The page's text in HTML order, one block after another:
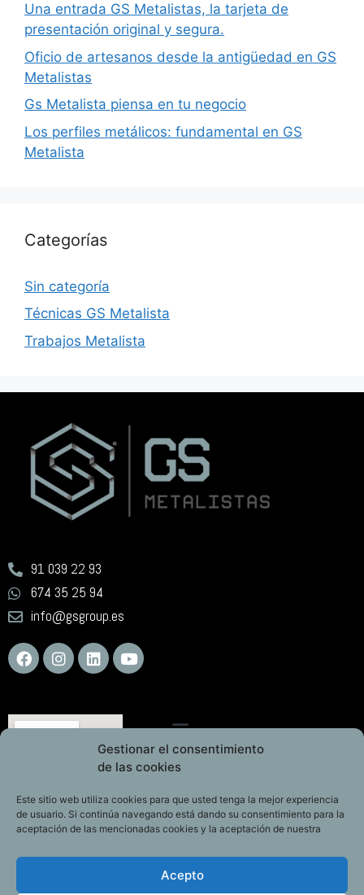
Gestionar el consentimiento
de las cookies
Este sitio web utiliza cookies para que usted tenga la mejor experiencia
de usuario. Si continúa navegando está dando su consentimiento para la
aceptación de las mencionadas cookies y la aceptación de nuestra
Acepto
Una entrada GS Metalistas, la tarjeta de
presentación original y segura.
Oficio de artesanos desde la antigüedad en GS
Metalistas
Gs Metalista piensa en tu negocio
Los perfiles metálicos: fundamental en GS
Metalista
Categorías
Sin categoría
Técnicas GS Metalista
Trabajos Metalista
91 039 22 93
674 35 25 94
info@gsgroup.es